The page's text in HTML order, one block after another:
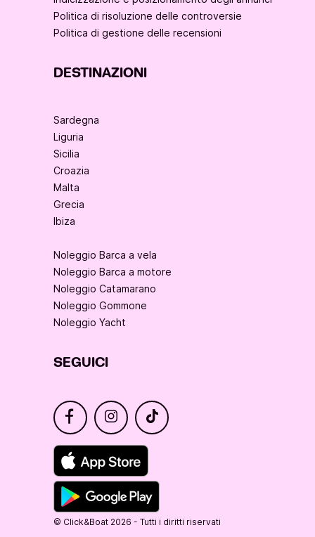
Politica di risoluzione delle controversie
Politica di gestione delle recensioni
DESTINAZIONI
Sardegna
Liguria
Sicilia
Croazia
Malta
Grecia
Ibiza
Noleggio Barca a vela
Noleggio Barca a motore
Noleggio Catamarano
Noleggio Gommone
Noleggio Yacht
SEGUICI
© Click&Boat 2026 - Tutti i diritti riservati